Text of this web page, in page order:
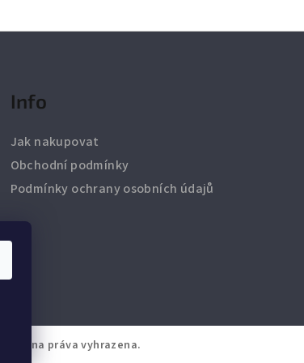
Info
Jak nakupovat
Obchodní podmínky
Podmínky ochrany osobních údajů
. Všechna práva vyhrazena.